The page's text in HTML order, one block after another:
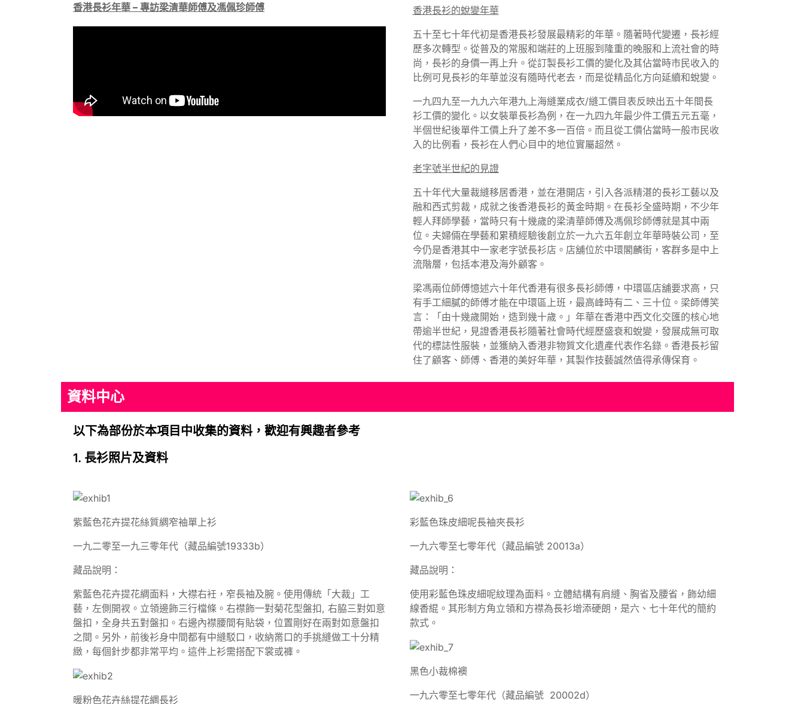
香港長衫年華 – 專訪梁清華師傅及馮佩珍師傅
香港長衫的蛻變年華
五十至七十年代初是香港長衫發展最精彩的年華。隨著時代變遷，長衫經
歷多次轉型。從普及的常服和端莊的上班服到隆重的晚服和上流社會的時
尚，長衫的身價一再上升。從訂製長衫工價的變化及其佔當時市民收入的
比例可見長衫的年華並沒有隨時代老去，而是從精品化方向延續和蛻變。
一九四九至一九九六年港九上海縫業成衣/縫工價目表反映出五十年間長
衫工價的變化。以女裝單長衫為例，在一九四九年最少件工價五元五毫，
半個世紀後單件工價上升了差不多一百倍。而且從工價佔當時一般市民收
入的比例看，長衫在人們心目中的地位實屬超然。
老字號半世紀的見證
五十年代大量裁縫移居香港，並在港開店，引入各派精湛的長衫工藝以及
融和西式剪裁，成就之後香港長衫的黃金時期。在長衫全盛時期，不少年
輕人拜師學藝，當時只有十幾歲的梁清華師傅及馮佩珍師傅就是其中兩
位。夫婦倆在學藝和累積經驗後創立於一九六五年創立年華時裝公司，至
今仍是香港其中一家老字號長衫店。店舖位於中環閣麟街，客群多是中上
流階層，包括本港及海外顧客。
梁馮兩位師傅憶述六十年代香港有很多長衫師傅，中環區店舖要求高，只
有手工細膩的師傅才能在中環區上班，最高峰時有二、三十位。梁師傅笑
言：「由十幾歲開始，造到幾十歲。」年華在香港中西文化交匯的核心地
帶逾半世紀，見證香港長衫隨著社會時代經歷盛衰和蛻變，發展成無可取
代的標誌性服裝，並獲納入香港非物質文化遺產代表作名錄。香港長衫留
住了顧客、師傅、香港的美好年華，其製作技藝誠然值得承傳保育。
資料中心
以下為部份於本項目中收集的資料，歡迎有興趣者參考
1. 長衫照片及資料
紫藍色花卉提花絲質綢窄袖單上衫
一九二零至一九三零年代（藏品編號19333b）
藏品說明：
紫藍色花卉提花綢面料，大襟右衽，窄長袖及腕。使用傳統「大裁」工
藝，左側開衩。立領邊飾三行檔條。右襟飾一對菊花型盤扣, 右脇三對如意
盤扣，全身共五對盤扣。右邊內襟腰間有貼袋，位置剛好在兩對如意盤扣
之間。另外，前後衫身中間都有中縫駁口，收納黹口的手挑縫做工十分精
緻，每個針步都非常平均。這件上衫需搭配下裳或褲。
暖粉色花卉絲提花綢長衫
彩藍色珠皮細呢長袖夾長衫
一九六零至七零年代（藏品編號 20013a）
藏品說明：
使用彩藍色珠皮細呢紋理為面料。立體結構有肩縫、胸省及腰省，飾幼細
線香緄。其形制方角立領和方襟為長衫增添硬朗，是六、七十年代的簡約
款式。
黑色小裁棉襖
一九六零至七零年代（藏品編號 20002d）